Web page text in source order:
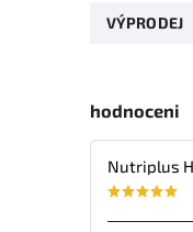
VÝPRODEJ
hodnoceni